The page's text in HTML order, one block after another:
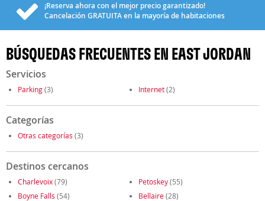
¡Reserva ahora con el mejor precio garantizado!
Cancelación GRATUITAen la mayoría de habitaciones
BÚSQUEDAS FRECUENTES EN EAST JORDAN
Servicios
Parking(3) Internet(2)
Categorías
Otras categorías (3)
Destinos cercanos
Charlevoix(79) Petoskey(55)
Boyne Falls (54) Bellaire(28)